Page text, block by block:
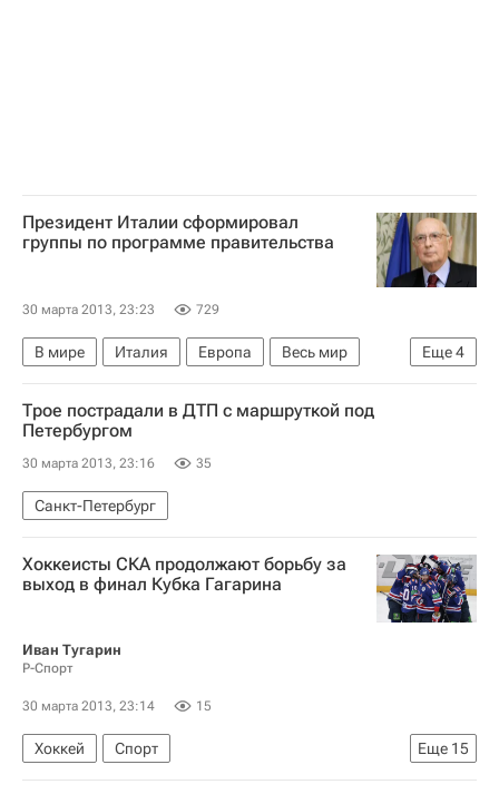
Президент Италии сформировал
группы по программе правительства
30 марта 2013, 23:23 729
Еще4
В мире Италия Европа
Весь мир
Джорджо Наполитано
Демократическая партия Италии
Парламент Италии
Совет министров Италии
Трое пострадали в ДТП с маршруткой под
Петербургом
30 марта 2013, 23:16 35
Санкт-Петербург
Хоккеисты СКА продолжают борьбу за
выход в финал Кубка Гагарина
Иван Тугарин
Р-Спорт
30 марта 2013, 23:14 15
Еще 15
Хоккей
Спорт
Мультимедийный спортивный пакет